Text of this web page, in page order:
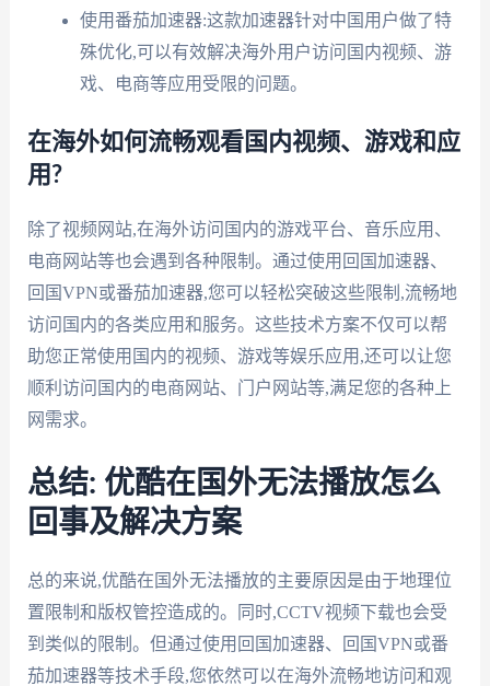
使用番茄加速器:这款加速器针对中国用户做了特
殊优化,可以有效解决海外用户访问国内视频、游
戏、电商等应用受限的问题。
在海外如何流畅观看国内视频、游戏和应
用?
除了视频网站,在海外访问国内的游戏平台、音乐应用、
电商网站等也会遇到各种限制。通过使用回国加速器、
回国VPN或番茄加速器,您可以轻松突破这些限制,流畅地
访问国内的各类应用和服务。这些技术方案不仅可以帮
助您正常使用国内的视频、游戏等娱乐应用,还可以让您
顺利访问国内的电商网站、门户网站等,满足您的各种上
网需求。
总结: 优酷在国外无法播放怎么
回事及解决方案
总的来说,优酷在国外无法播放的主要原因是由于地理位
置限制和版权管控造成的。同时,CCTV视频下载也会受
到类似的限制。但通过使用回国加速器、回国VPN或番
茄加速器等技术手段,您依然可以在海外流畅地访问和观